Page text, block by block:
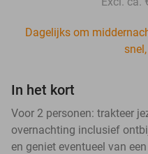
Dagelijks om
In het kort
Voor 2 personen: trakteer
overnachting inclusief
en geniet eventueel van